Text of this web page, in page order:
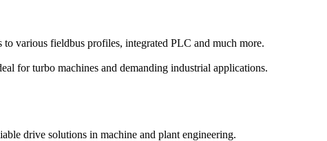
various field­bus profiles, inte­grated PLC and much more.
for turbo machines and demanding industrial applications.
drive solutions in machine and plant engineering.